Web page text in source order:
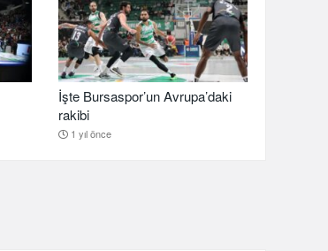
İşte Bursaspor’un Avrupa’daki
rakibi
1 yıl önce